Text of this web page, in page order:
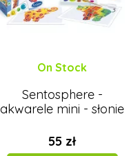
On Stock
Sentosphere -
akwarele mini - słonie
55 zł